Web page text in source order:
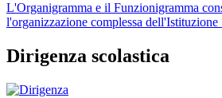
L'Organigramma e il Funzionigramma
l'organizzazione complessa dell'Istituzione
Dirigenza scolastica